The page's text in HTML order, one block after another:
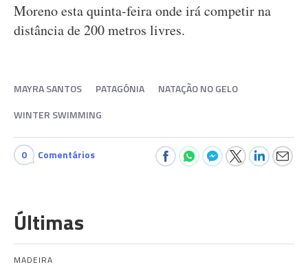
Moreno esta quinta-feira onde irá competir na
distância de 200 metros livres.
MAYRA SANTOS PATAGÓNIA
NATAÇÃO NO GELO
WINTER SWIMMING
0 Comentários
Últimas
MADEIRA